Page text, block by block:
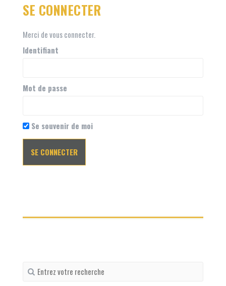
SE CONNECTER
Merci de vous connecter.
Identifiant
Mot de passe
Se souvenir de moi
Recherche
pour